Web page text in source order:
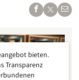
bieten.
Transparenz